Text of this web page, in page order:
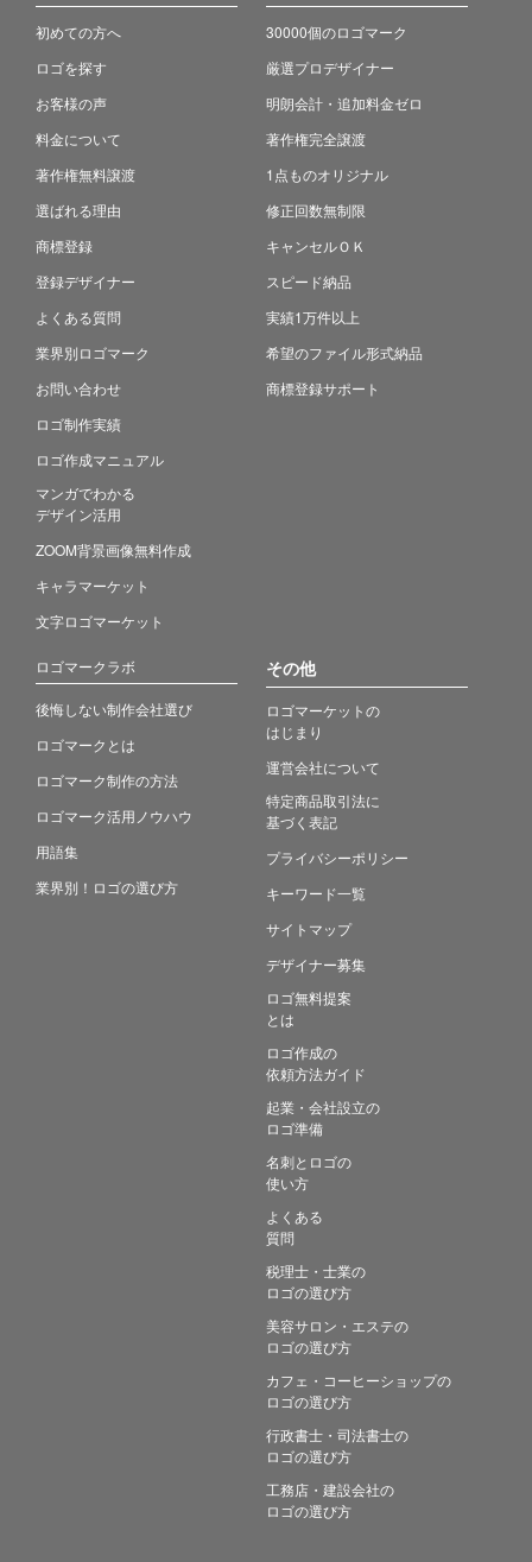
初めての方へ
ロゴを探す
お客様の声
料金について
著作権無料譲渡
選ばれる理由
商標登録
登録デザイナー
よくある質問
業界別ロゴマーク
お問い合わせ
ロゴ制作実績
ロゴ作成マニュアル
マンガでわかる
デザイン活用
ZOOM背景画像無料作成
キャラマーケット
文字ロゴマーケット
30000個のロゴマーク
厳選プロデザイナー
明朗会計・追加料金ゼロ
著作権完全譲渡
1点ものオリジナル
修正回数無制限
キャンセルＯＫ
スピード納品
実績1万件以上
希望のファイル形式納品
商標登録サポート
ロゴマークラボ
後悔しない制作会社選び
ロゴマークとは
ロゴマーク制作の方法
ロゴマーク活用ノウハウ
用語集
業界別！ロゴの選び方
その他
ロゴマーケットの
はじまり
運営会社について
特定商品取引法に
基づく表記
プライバシーポリシー
キーワード一覧
サイトマップ
デザイナー募集
ロゴ無料提案
とは
ロゴ作成の
依頼方法ガイド
起業・会社設立の
ロゴ準備
名刺とロゴの
使い方
よくある
質問
税理士・士業の
ロゴの選び方
美容サロン・エステの
ロゴの選び方
カフェ・コーヒーショップの
ロゴの選び方
行政書士・司法書士の
ロゴの選び方
工務店・建設会社の
ロゴの選び方